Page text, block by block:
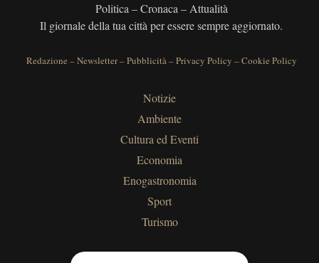
Politica – Cronaca – Attualità
Il giornale della tua città per essere sempre aggiornato.
Redazione –Newsletter–Pubblicità–Privacy Policy –Cookie Policy
Notizie
Ambiente
Cultura ed Eventi
Economia
Enogastronomia
Sport
Turismo